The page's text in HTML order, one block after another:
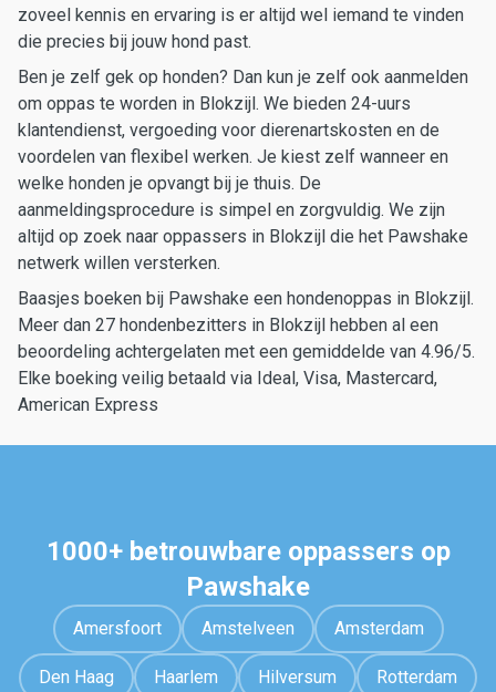
zoveel kennis en ervaring is er altijd wel iemand te vinden
die precies bij jouw hond past.
Ben je zelf gek op honden? Dan kun je zelf ook aanmelden
om oppas te worden in Blokzijl. We bieden 24-uurs
klantendienst, vergoeding voor dierenartskosten en de
voordelen van flexibel werken. Je kiest zelf wanneer en
welke honden je opvangt bij je thuis. De
aanmeldingsprocedure is simpel en zorgvuldig. We zijn
altijd op zoek naar oppassers in Blokzijl die het Pawshake
netwerk willen versterken.
Baasjes boeken bij Pawshake een hondenoppas in Blokzijl.
Meer dan 27 hondenbezitters in Blokzijl hebben al een
beoordeling achtergelaten met een gemiddelde van 4.96/5.
Elke boeking veilig betaald via Ideal, Visa, Mastercard,
American Express
1000+ betrouwbare oppassers op
Pawshake
Amersfoort Amstelveen Amsterdam
Den Haag Haarlem Hilversum Rotterdam